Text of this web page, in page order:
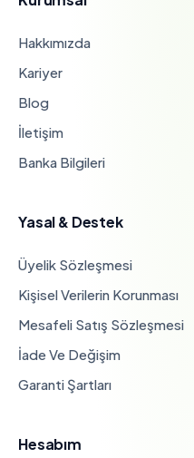
Hakkımızda
Kariyer
Blog
İletişim
Banka Bilgileri
Yasal & Destek
Üyelik Sözleşmesi
Kişisel Verilerin Korunması
Mesafeli Satış Sözleşmesi
İade Ve Değişim
Garanti Şartları
Hesabım